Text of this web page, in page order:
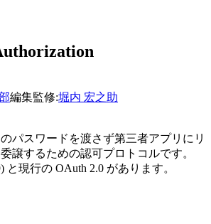
編集監修:堀内 宏之助
パスワードを渡さず第三者アプリにリ
譲するための認可プロトコルです。
と現行の OAuth 2.0 があります。